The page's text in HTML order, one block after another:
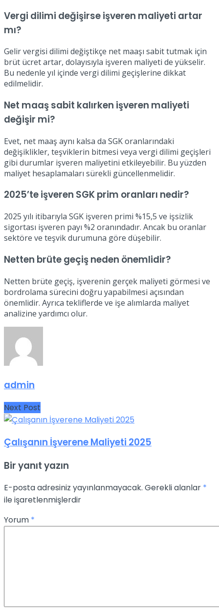
Vergi dilimi değişirse işveren maliyeti artar
mı?
Gelir vergisi dilimi değiştikçe net maaşı sabit tutmak için
brüt ücret artar, dolayısıyla işveren maliyeti de yükselir.
Bu nedenle yıl içinde vergi dilimi geçişlerine dikkat
edilmelidir.
Net maaş sabit kalırken işveren maliyeti
değişir mi?
Evet, net maaş aynı kalsa da SGK oranlarındaki
değişiklikler, teşviklerin bitmesi veya vergi dilimi geçişleri
gibi durumlar işveren maliyetini etkileyebilir. Bu yüzden
maliyet hesaplamaları sürekli güncellenmelidir.
2025’te işveren SGK prim oranları nedir?
2025 yılı itibarıyla SGK işveren primi %15,5 ve işsizlik
sigortası işveren payı %2 oranındadır. Ancak bu oranlar
sektöre ve teşvik durumuna göre düşebilir.
Netten brüte geçiş neden önemlidir?
Netten brüte geçiş, işverenin gerçek maliyeti görmesi ve
bordrolama sürecini doğru yapabilmesi açısından
önemlidir. Ayrıca tekliflerde ve işe alımlarda maliyet
analizine yardımcı olur.
admin
Next Post
Çalışanın İşverene Maliyeti 2025
Bir yanıt yazın
E-posta adresiniz yayınlanmayacak. Gerekli alanlar *
ile işaretlenmişlerdir
Yorum *